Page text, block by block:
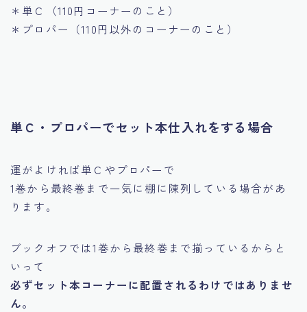
＊単Ｃ（110円コーナーのこと）
＊プロパー（110円以外のコーナーのこと）
単Ｃ・プロパーでセット本仕入れをする場合
運がよければ単Ｃやプロパーで
1巻から最終巻まで一気に棚に陳列している場合があ
ります。
ブックオフでは1巻から最終巻まで揃っているからと
いって
必ずセット本コーナーに配置されるわけではありませ
ん。